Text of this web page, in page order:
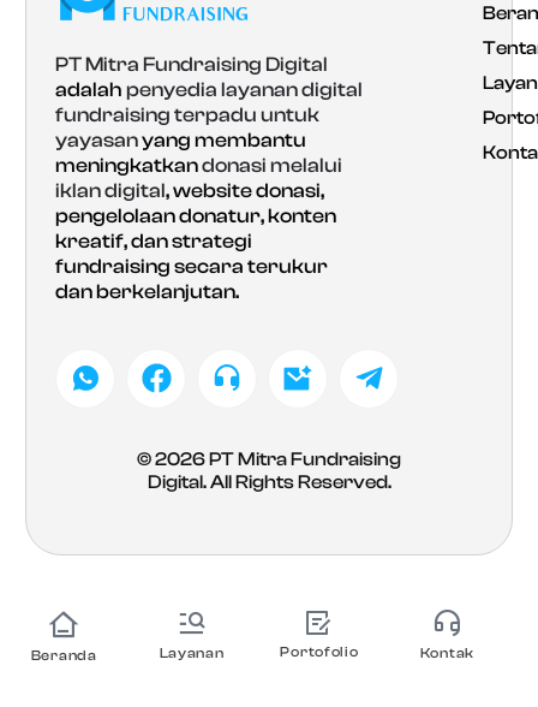
PT Mitra Fundraising Digital
adalahpenyedia layanan digital
fundraising terpadu untuk
yayasanyang membantu
meningkatkandonasi melalui
iklan digital, website donasi,
pengelolaan donatur, konten
kreatif, dan strategi
fundraising secara terukur
dan berkelanjutan.
© 2026PT Mitra Fundraising
Digital. All Rights Reserved.
Beranda Layanan Portofolio Kontak